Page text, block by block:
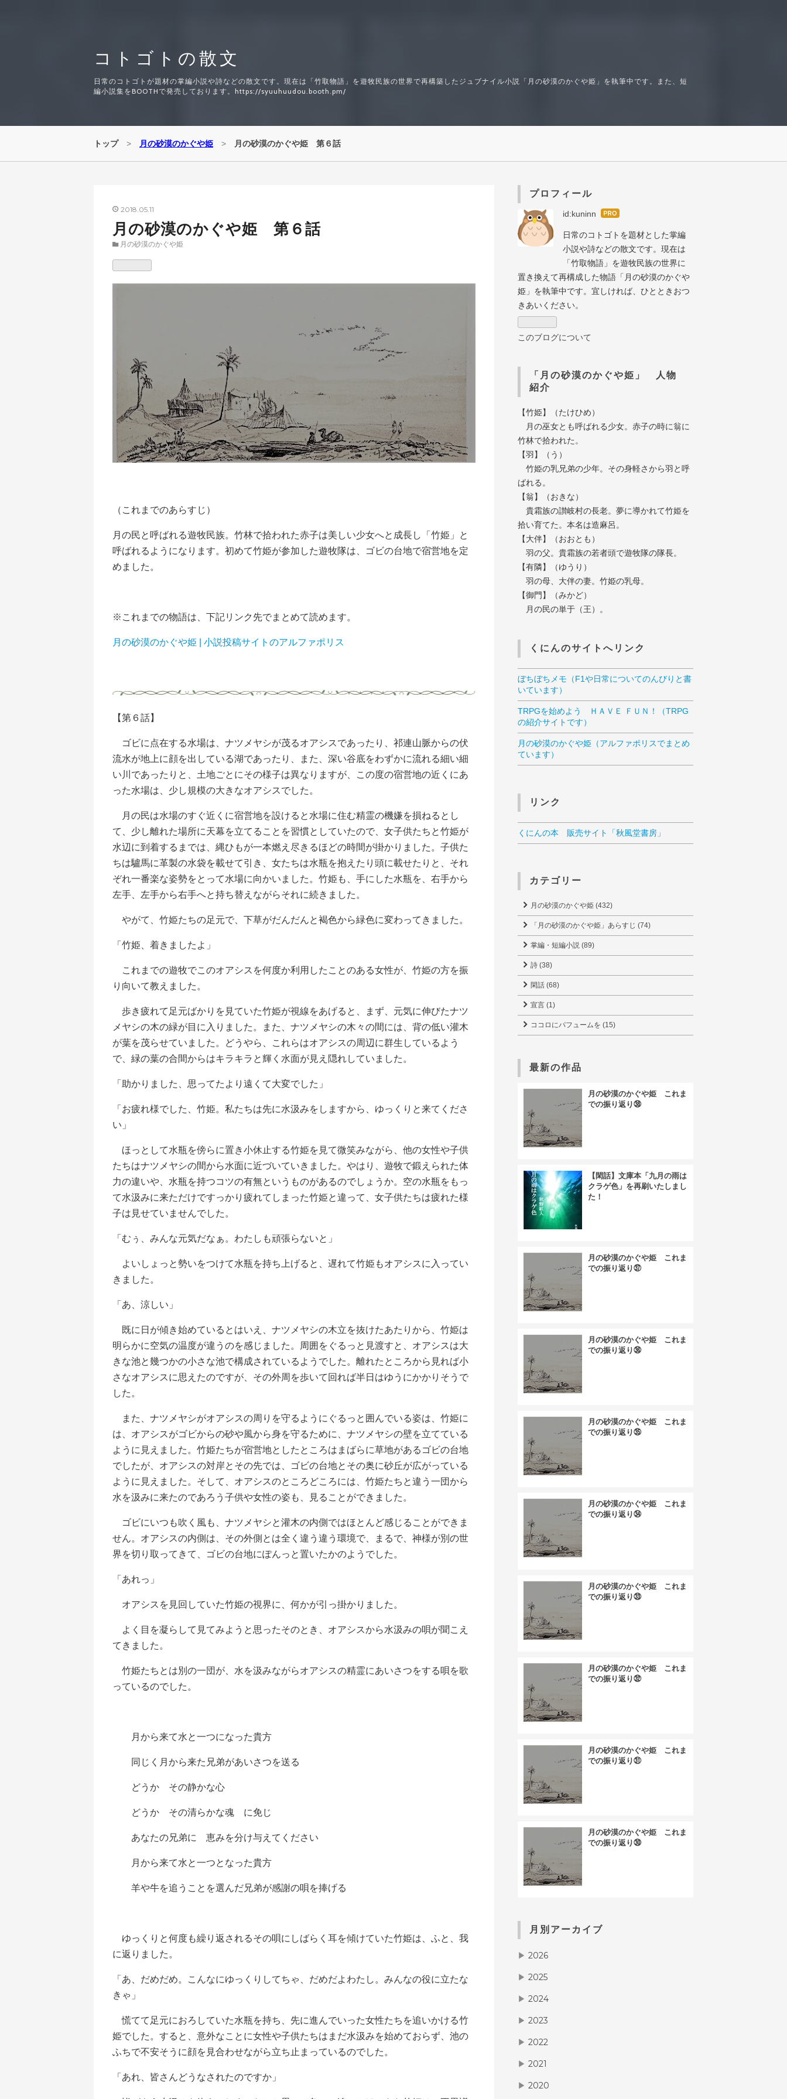
コトゴトの散文
日常のコトゴトが題材の掌編小説や詩などの散文です。現在は「竹取物語」を遊牧民族の世界で再構築したジュブナイル小説「月の砂漠のかぐや姫」を執筆中です。また、短
編小説集をBOOTHで発売しております。https://syuuhuudou.booth.pm/
トップ > 月の砂漠のかぐや姫 > 月の砂漠のかぐや姫 第６話
2018 05 11
月の砂漠のかぐや姫 第６話
月の砂漠のかぐや姫
（これまでのあらすじ）
月の民と呼ばれる遊牧民族。竹林で拾われた赤子は美しい少女へと成長し「竹姫」と
呼ばれるようになります。初めて竹姫が参加した遊牧隊は、ゴビの台地で宿営地を定
めました。
※これまでの物語は、下記リンク先でまとめて読めます。
月の砂漠のかぐや姫 | 小説投稿サイトのアルファポリス
【第６話】
ゴビに点在する水場は、ナツメヤシが茂るオアシスであったり、祁連山脈からの伏
流水が地上に顔を出している湖であったり、また、深い谷底をわずかに流れる細い細
い川であったりと、土地ごとにその様子は異なりますが、この度の宿営地の近くにあ
った水場は、少し規模の大きなオアシスでした。
月の民は水場のすぐ近くに宿営地を設けると水場に住む精霊の機嫌を損ねるとし
て、少し離れた場所に天幕を立てることを習慣としていたので、女子供たちと竹姫が
水辺に到着するまでは、縄ひもが一本燃え尽きるほどの時間が掛かりました。子供た
ちは驢馬に革製の水袋を載せて引き、女たちは水瓶を抱えたり頭に載せたりと、それ
ぞれ一番楽な姿勢をとって水場に向かいました。竹姫も、手にした水瓶を、右手から
左手、左手から右手へと持ち替えながらそれに続きました。
やがて、竹姫たちの足元で、下草がだんだんと褐色から緑色に変わってきました。
「竹姫、着きましたよ」
これまでの遊牧でこのオアシスを何度か利用したことのある女性が、竹姫の方を振
り向いて教えました。
歩き疲れて足元ばかりを見ていた竹姫が視線をあげると、まず、元気に伸びたナツ
メヤシの木の緑が目に入りました。また、ナツメヤシの木々の間には、背の低い灌木
が葉を茂らせていました。どうやら、これらはオアシスの周辺に群生しているよう
で、緑の葉の合間からはキラキラと輝く水面が見え隠れしていました。
「助かりました、思ってたより遠くて大変でした」
「お疲れ様でした、竹姫。私たちは先に水汲みをしますから、ゆっくりと来てくださ
い」
ほっとして水瓶を傍らに置き小休止する竹姫を見て微笑みながら、他の女性や子供
たちはナツメヤシの間から水面に近づいていきました。やはり、遊牧で鍛えられた体
力の違いや、水瓶を持つコツの有無というものがあるのでしょうか。空の水瓶をもっ
て水汲みに来ただけですっかり疲れてしまった竹姫と違って、女子供たちは疲れた様
子は見せていませんでした。
「むぅ、みんな元気だなぁ。わたしも頑張らないと」
よいしょっと勢いをつけて水瓶を持ち上げると、遅れて竹姫もオアシスに入ってい
きました。
「あ、涼しい」
既に日が傾き始めているとはいえ、ナツメヤシの木立を抜けたあたりから、竹姫は
明らかに空気の温度が違うのを感じました。周囲をぐるっと見渡すと、オアシスは大
きな池と幾つかの小さな池で構成されているようでした。離れたところから見れば小
さなオアシスに思えたのですが、その外周を歩いて回れば半日はゆうにかかりそうで
した。
また、ナツメヤシがオアシスの周りを守るようにぐるっと囲んでいる姿は、竹姫に
は、オアシスがゴビからの砂や風から身を守るために、ナツメヤシの壁を立てている
ように見えました。竹姫たちが宿営地としたところはまばらに草地があるゴビの台地
でしたが、オアシスの対岸とその先では、ゴビの台地とその奥に砂丘が広がっている
ように見えました。そして、オアシスのところどころには、竹姫たちと違う一団から
水を汲みに来たのであろう子供や女性の姿も、見ることができました。
ゴビにいつも吹く風も、ナツメヤシと灌木の内側ではほとんど感じることができま
せん。オアシスの内側は、その外側とは全く違う違う環境で、まるで、神様が別の世
界を切り取ってきて、ゴビの台地にぽんっと置いたかのようでした。
「あれっ」
オアシスを見回していた竹姫の視界に、何かが引っ掛かりました。
よく目を凝らして見てみようと思ったそのとき、オアシスから水汲みの唄が聞こえ
てきました。
竹姫たちとは別の一団が、水を汲みながらオアシスの精霊にあいさつをする唄を歌
っているのでした。
月から来て水と一つになった貴方
同じく月から来た兄弟があいさつを送る
どうか その静かな心
どうか その清らかな魂 に免じ
あなたの兄弟に 恵みを分け与えてください
月から来て水と一つとなった貴方
羊や牛を追うことを選んだ兄弟が感謝の唄を捧げる
ゆっくりと何度も繰り返されるその唄にしばらく耳を傾けていた竹姫は、ふと、我
に返りました。
「あ、だめだめ。こんなにゆっくりしてちゃ、だめだよわたし。みんなの役に立たな
きゃ」
慌てて足元におろしていた水瓶を持ち、先に進んでいった女性たちを追いかける竹
姫でした。すると、意外なことに女性や子供たちはまだ水汲みを始めておらず、池の
ふちで不安そうに顔を見合わせながら立ち止まっているのでした。
「あれ、皆さんどうなされたのですか」
プロフィール
id:kuninn
はて
ログ
Pro
日常のコトゴトを題材とした掌編
小説や詩などの散文です。現在は
「竹取物語」を遊牧民族の世界に
置き換えて再構成した物語「月の砂漠のかぐや
姫」を執筆中です。宜しければ、ひとときおつ
きあいください。
このブログについて
「月の砂漠のかぐや姫」 人物
紹介
【竹姫】（たけひめ）
月の巫女とも呼ばれる少女。赤子の時に翁に
竹林で拾われた。
【羽】（う）
竹姫の乳兄弟の少年。その身軽さから羽と呼
ばれる。
【翁】（おきな）
貴霜族の讃岐村の長老。夢に導かれて竹姫を
拾い育てた。本名は造麻呂。
【大伴】（おおとも）
羽の父。貴霜族の若者頭で遊牧隊の隊長。
【有隣】（ゆうり）
羽の母、大伴の妻。竹姫の乳母。
【御門】（みかど）
月の民の単于（王）。
くにんのサイトへリンク
ぼちぼちメモ（F1や日常についてのんびりと書
いています）
TRPGを始めよう ＨＡＶＥ ＦＵＮ！（TRPG
の紹介サイトです）
月の砂漠のかぐや姫（アルファポリスでまとめ
ています）
リンク
くにんの本 販売サイト「秋風堂書房」
カテゴリー
月の砂漠のかぐや姫 (432)
「月の砂漠のかぐや姫」あらすじ (74)
掌編・短編小説 (89)
詩 (38)
閑話 (68)
宣言 (1)
ココロにパフュームを (15)
最新の作品
月の砂漠のかぐや姫 これま
での振り返り㊳
【閑話】文庫本「九月の雨は
クラゲ色」を再刷いたしまし
た！
月の砂漠のかぐや姫 これま
での振り返り㊲
月の砂漠のかぐや姫 これま
での振り返り㊱
月の砂漠のかぐや姫 これま
での振り返り㉟
月の砂漠のかぐや姫 これま
での振り返り㉞
月の砂漠のかぐや姫 これま
での振り返り㉝
月の砂漠のかぐや姫 これま
での振り返り㉜
月の砂漠のかぐや姫 これま
での振り返り㉛
月の砂漠のかぐや姫 これま
での振り返り㉚
月別アーカイブ
▶ 2026
▶ 2025
▶ 2024
▶ 2023
▶ 2022
▶ 2021
▶ 2020